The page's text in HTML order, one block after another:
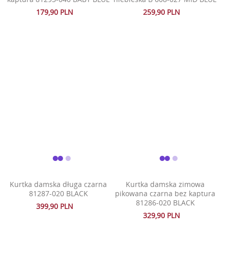
179,90 PLN
259,90 PLN
Kurtka damska długa czarna
81287-020 BLACK
399,90 PLN
Kurtka damska zimowa
pikowana czarna bez kaptura
81286-020 BLACK
329,90 PLN